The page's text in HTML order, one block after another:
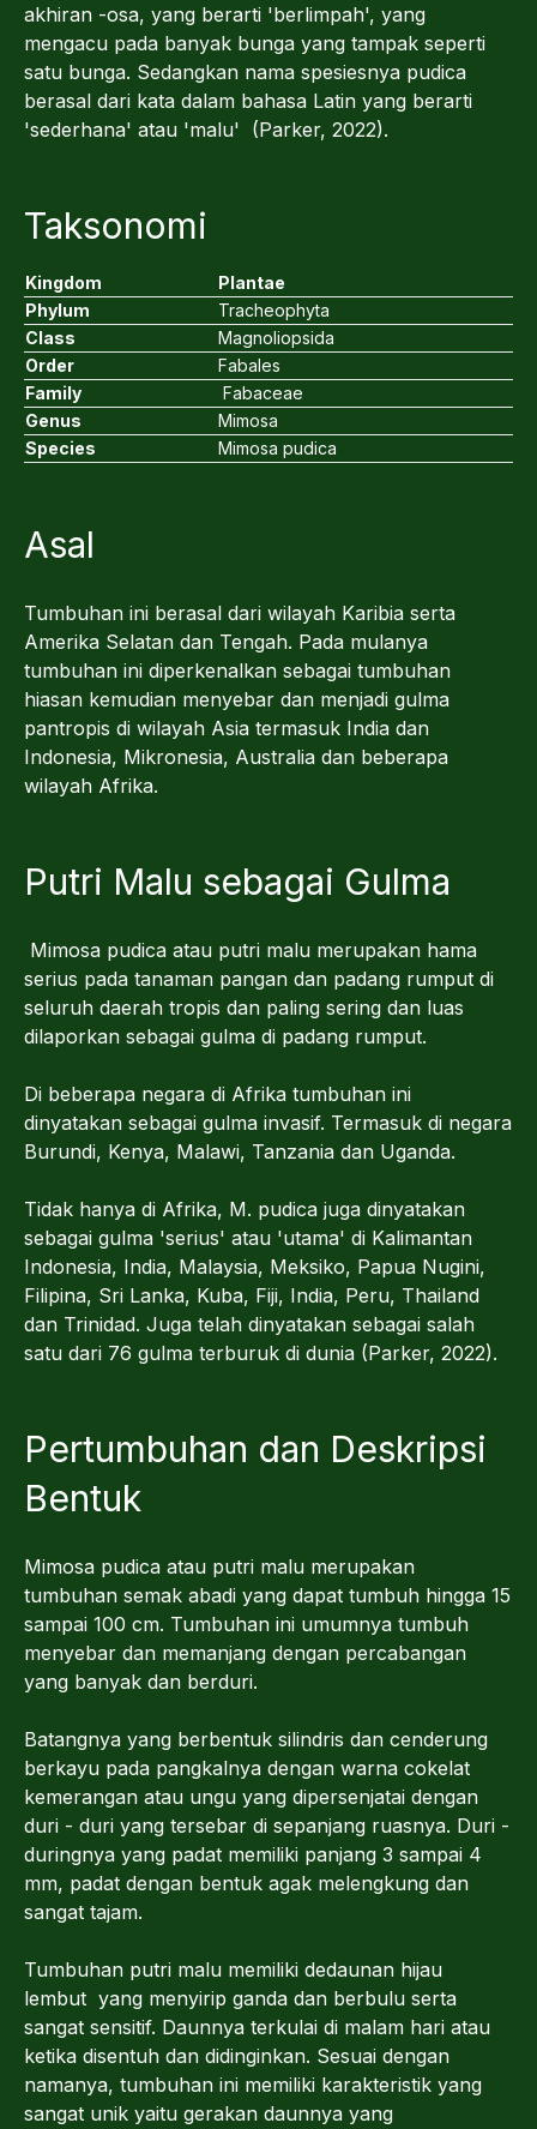
akhiran -osa, yang berarti 'berlimpah', yang
mengacu pada banyak bunga yang tampak seperti
satu bunga. Sedangkan nama spesiesnya pudica
berasal dari kata dalam bahasa Latin yang berarti
'sederhana' atau 'malu' (Parker, 2022).
Taksonomi
Kingdom
Plantae
Phylum
Tracheophyta
Class
Magnoliopsida
Order
Fabales
Family
Fabaceae
Genus
Mimosa
Species
Mimosa pudica
Asal
Tumbuhan ini berasal dari wilayah Karibia serta
Amerika Selatan dan Tengah. Pada mulanya
tumbuhan ini diperkenalkan sebagai tumbuhan
hiasan kemudian menyebar dan menjadi gulma
pantropis di wilayah Asia termasuk India dan
Indonesia, Mikronesia, Australia dan beberapa
wilayah Afrika.
Putri Malu sebagai Gulma
Mimosa pudica atau putri malu merupakan hama
serius pada tanaman pangan dan padang rumput di
seluruh daerah tropis dan paling sering dan luas
dilaporkan sebagai gulma di padang rumput.
Di beberapa negara di Afrika tumbuhan ini
dinyatakan sebagai gulma invasif. Termasuk di negara
Burundi, Kenya, Malawi, Tanzania dan Uganda.
Tidak hanya di Afrika, M. pudica juga dinyatakan
sebagai gulma 'serius' atau 'utama' di Kalimantan
Indonesia, India, Malaysia, Meksiko, Papua Nugini,
Filipina, Sri Lanka, Kuba, Fiji, India, Peru, Thailand
dan Trinidad. Juga telah dinyatakan sebagai salah
satu dari 76 gulma terburuk di dunia (Parker, 2022).
Pertumbuhan dan Deskripsi
Bentuk
Mimosa pudica atau putri malu merupakan
tumbuhan semak abadi yang dapat tumbuh hingga 15
sampai 100 cm. Tumbuhan ini umumnya tumbuh
menyebar dan memanjang dengan percabangan
yang banyak dan berduri.
Batangnya yang berbentuk silindris dan cenderung
berkayu pada pangkalnya dengan warna cokelat
kemerangan atau ungu yang dipersenjatai dengan
duri - duri yang tersebar di sepanjang ruasnya. Duri -
duringnya yang padat memiliki panjang 3 sampai 4
mm, padat dengan bentuk agak melengkung dan
sangat tajam.
Tumbuhan putri malu memiliki dedaunan hijau
lembut yang menyirip ganda dan berbulu serta
sangat sensitif. Daunnya terkulai di malam hari atau
ketika disentuh dan didinginkan. Sesuai dengan
namanya, tumbuhan ini memiliki karakteristik yang
sangat unik yaitu gerakan daunnya yang